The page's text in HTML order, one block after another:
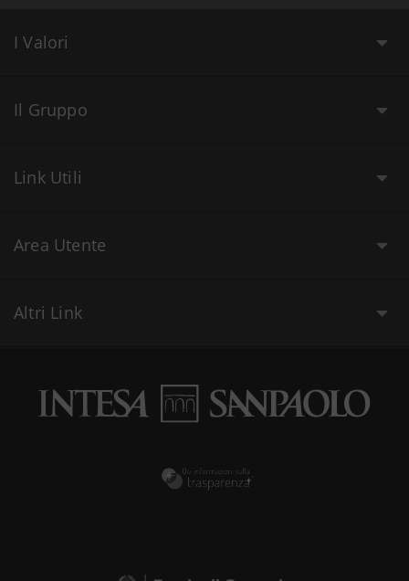
I Valori
Il Gruppo
Link Utili
Area Utente
Altri Link